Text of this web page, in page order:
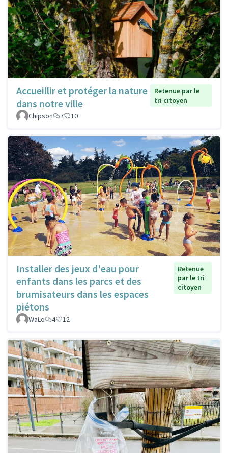
Accueillir et protéger la nature
dans notre ville
Retenue par le
tri citoyen
Chipson
7 10
Installer des jeux d'eau pour
enfants dans les parcs et des
brumisateurs dans les espaces
piétons
Retenue
par le tri
citoyen
WaLo 4 12